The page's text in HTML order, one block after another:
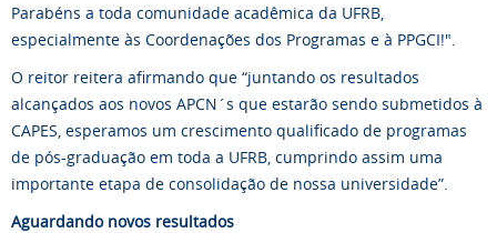
Parabéns a toda comunidade acadêmica da UFRB,
especialmente às Coordenações dos Programas e à PPGCI!".
O reitor reitera afirmando que “juntando os resultados
alcançados aos novos APCN´s que estarão sendo submetidos à
CAPES, esperamos um crescimento qualificado de programas
de pós-graduação em toda a UFRB, cumprindo assim uma
importante etapa de consolidação de nossa universidade”.
Aguardando novos resultados